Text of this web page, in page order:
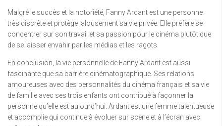
Malgré le succès et la notoriété, Fanny Ardant est une personne
très discrète et protège jalousement sa vie privée. Elle préfère se
concentrer sur son travail et sa passion pour le cinéma plutôt que
de se laisser envahir par les médias et les ragots.
En conclusion, la vie personnelle de Fanny Ardant est aussi
fascinante que sa carrière cinématographique. Ses relations
amoureuses avec des personnalités du cinéma français et sa vie
de famille avec ses trois enfants ont contribué à façonner la
personne qu’elle est aujourd’hui. Ardant est une femme talentueuse
et accomplie qui continue à évoluer sur scène et à l’écran avec